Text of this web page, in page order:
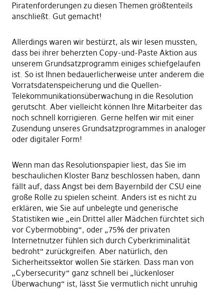
Piratenforderungen zu diesen Themen größtenteils
anschließt. Gut gemacht!
Allerdings waren wir bestürzt, als wir lesen mussten,
dass bei ihrer beherzten Copy-und-Paste Aktion aus
unserem Grundsatzprogramm einiges schiefgelaufen
ist. So ist Ihnen bedauerlicherweise unter anderem die
Vorratsdatenspeicherung und die Quellen-
Telekommunikationsüberwachung in die Resolution
gerutscht. Aber vielleicht können Ihre Mitarbeiter das
noch schnell korrigieren. Gerne helfen wir mit einer
Zusendung unseres Grundsatzprogrammes in analoger
oder digitaler Form!
Wenn man das Resolutionspapier liest, das Sie im
beschaulichen Kloster Banz beschlossen haben, dann
fällt auf, dass Angst bei dem Bayernbild der CSU eine
große Rolle zu spielen scheint. Anders ist es nicht zu
erklären, wie Sie auf unbelegte und generische
Statistiken wie „ein Drittel aller Mädchen fürchtet sich
vor Cybermobbing“, oder „75% der privaten
Internetnutzer fühlen sich durch Cyberkriminalität
bedroht“ zurückgreifen. Aber natürlich, den
Sicherheitssektor wollen Sie stärken. Dass man von
„Cybersecurity“ ganz schnell bei „lückenloser
Überwachung“ ist, lässt Sie vermutlich nicht unruhig